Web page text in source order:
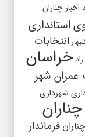
اخبار چناران
استانداری
انتخابات
خراسان
شهر
شهرداری
فرماندار